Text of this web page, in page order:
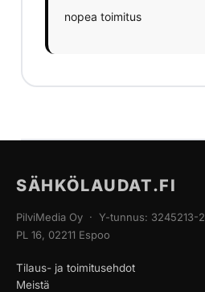
nopea toimitus
SÄHKÖLAUDAT.FI
PilviMedia Oy · Y-tunnus: 3245213-2
PL 16, 02211 Espoo
Tilaus- ja toimitusehdot
Meistä